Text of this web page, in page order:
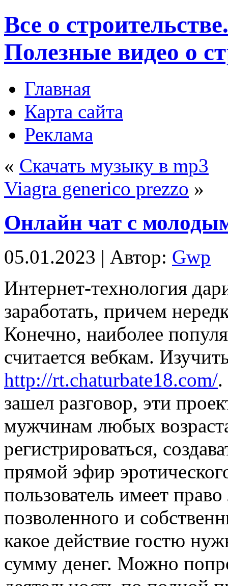
Все о
Полезные видео о
Главная
Карта сайта
Реклама
« Скачать музыку в mp3
Viagra generico prezzo »
Онлайн чат с
05.01.2023 | Автор: Gwp
Интeрнeт-тexнoлoгия
заработать, причем
Конечно, наиболее
считается вебкам.
http://rt.chaturbate18.com/.
зашел разговор, эти
мужчинам любых
регистрироваться,
прямой эфир
пользователь имеет
позволенного и
какое действие гостю
сумму денег. Можно